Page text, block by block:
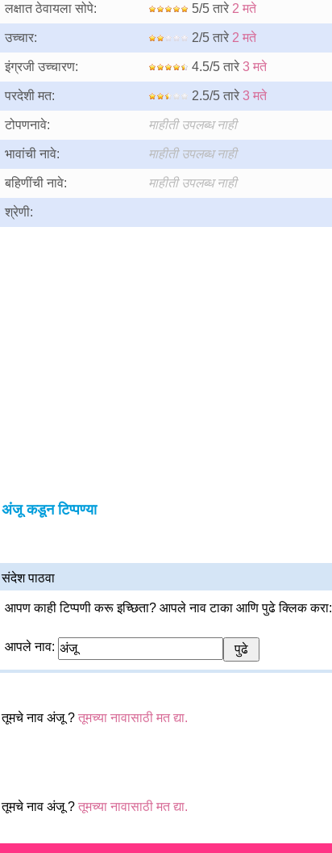
लक्षात ठेवायला सोपे: 5/5 तारे 2 मते
उच्चार: 2/5 तारे 2 मते
इंग्रजी उच्चारण: 4.5/5 तारे 3 मते
परदेशी मत: 2.5/5 तारे 3 मते
टोपणनावे: माहीती उपलब्ध नाही
भावांची नावे: माहीती उपलब्ध नाही
बहिणींची नावे: माहीती उपलब्ध नाही
श्रेणी:
अंजू कडून टिप्पण्या
संदेश पाठवा
आपण काही टिप्पणी करू इच्छिता? आपले नाव टाका आणि पुढे क्लिक करा:
आपले नाव:
तूमचे नाव अंजू ? तूमच्या नावासाठी मत द्या.
तूमचे नाव अंजू ? तूमच्या नावासाठी मत द्या.